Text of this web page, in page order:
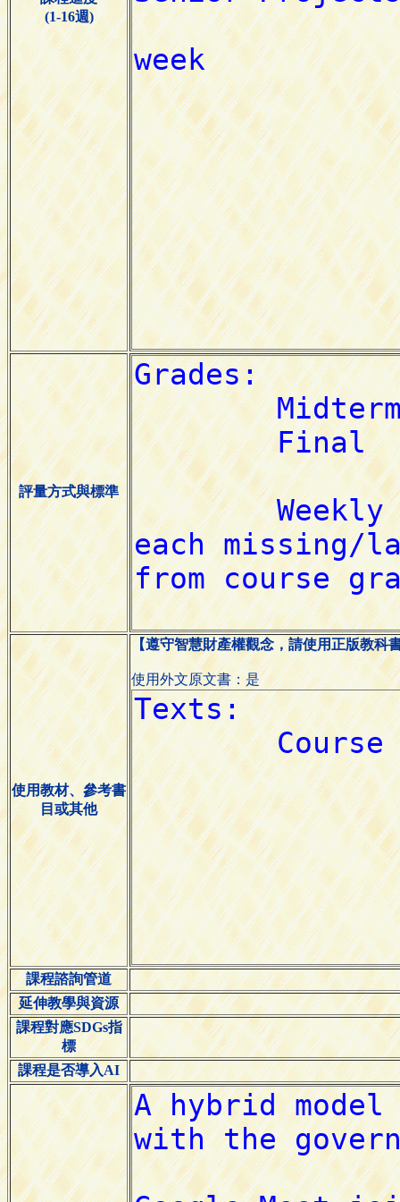
(1-16週)
評量方式與標準
使用教材、參考書
目或其他
【遵守智慧財產權觀念，請使用正版教科
使用外文原文書：是
課程諮詢管道
延伸教學與資源
課程對應SDGs指
標
課程是否導入AI